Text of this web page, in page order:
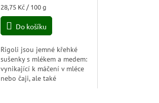
5,0
5
Měrná
cena:
28,75 Kč / 100 g
Do košíku
Rigoli jsou jemné křehké
sušenky s mlékem a medem:
vynikající k máčení v mléce
nebo čaji, ale také